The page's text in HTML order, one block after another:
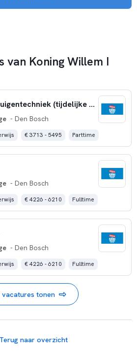
van Koning Willem I
Docent Motorvoertuigentechniek (tijdelijke aanstelling)
- Den Bosch
€ 3713 - 5495 Parttime
- Den Bosch
€ 4226 - 6210 Fulltime
- Den Bosch
€ 4226 - 6210 Fulltime
vacatures tonen
Terug naar overzicht